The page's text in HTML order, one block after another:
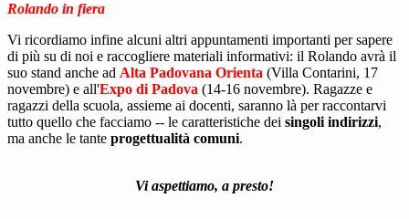
Rolando in fiera
Vi ricordiamo infine alcuni altri appuntamenti importanti per sapere
di più su di noi e raccogliere materiali informativi: il Rolando avrà il
suo stand anche ad Alta Padovana Orienta (Villa Contarini, 17
novembre) e all'Expo di Padova (14-16 novembre). Ragazze e
ragazzi della scuola, assieme ai docenti, saranno là per raccontarvi
tutto quello che facciamo -- le caratteristiche dei singoli indirizzi,
ma anche le tante progettualità comuni.
Vi aspettiamo, a presto!